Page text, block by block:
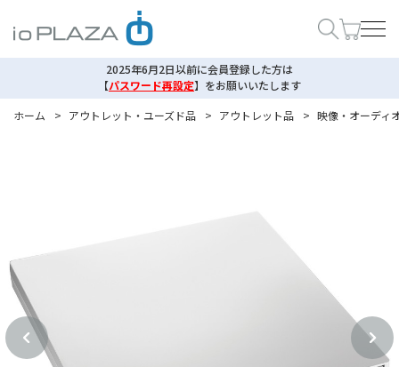
2025年6月2日以前に会員登録した方は
【パスワード再設定】 をお願いいたします
ホーム
> アウトレット・ユーズド品 > アウトレット品 > 映像・オーディ